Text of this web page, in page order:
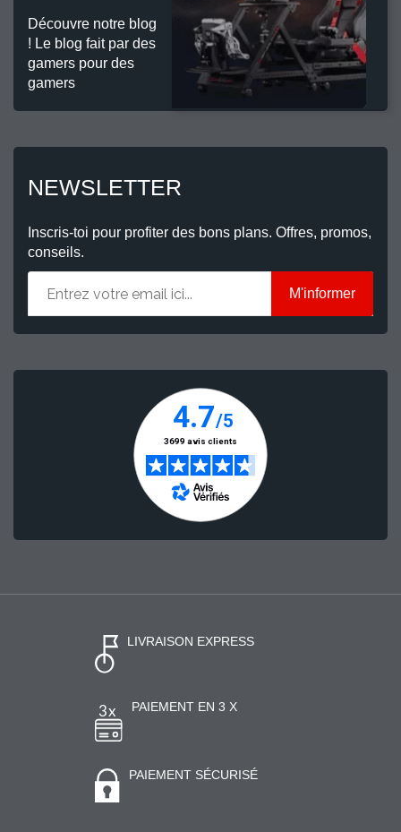
Découvre notre blog
! Le blog fait par des
gamers pour des
gamers
NEWSLETTER
Inscris-toi pour profiter des bons plans. Offres, promos,
conseils.
M'informer
LIVRAISON EXPRESS
PAIEMENT EN 3 X
PAIEMENT SÉCURISÉ